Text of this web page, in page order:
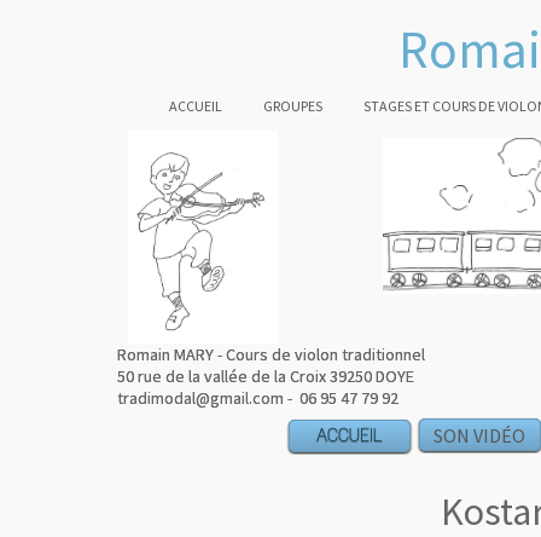
ACCUEIL GROUPES STAGES ET COURS DE
SON VIDÉO
Romain MARY - Cours de violon traditionnel
50 rue de la vallée de la Croix 39250 DOYE
tradimodal@gmail.com - 06 95 47 79 92
Romain MARY - Cours de violon traditionnel
50 rue de la vallée de la Croix 39250 DOYE
tradimodal@gmail.com - 06 95 47 79 92
ACCUEIL
ACCUEIL
ACCUEIL
ACCUEIL